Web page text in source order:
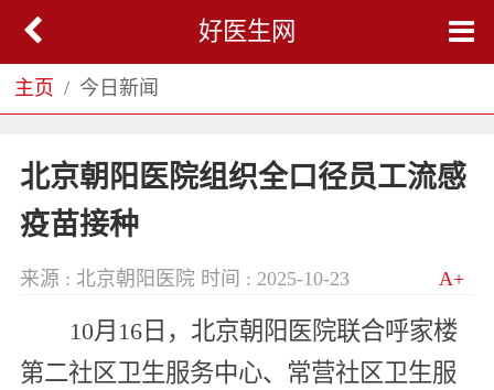
好医生网
主页 今日新闻
北京朝阳医院组织全口径员工流感
疫苗接种
来源 : 北京朝阳医院 时间 : 2025-10-23 A+
10月16日，北京朝阳医院联合呼家楼
第二社区卫生服务中心、常营社区卫生服